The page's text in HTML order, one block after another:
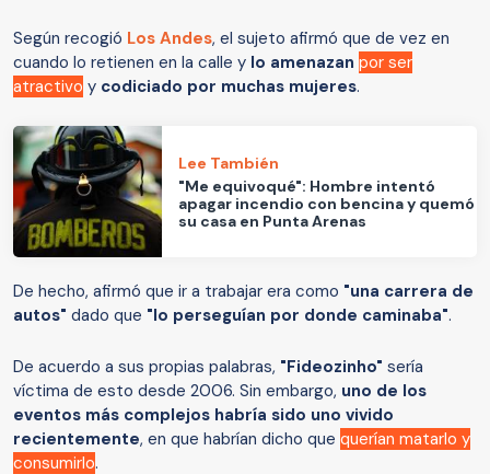
Según recogió Los Andes, el sujeto afirmó que de vez en
cuando lo retienen en la calle y lo amenazan por ser
atractivo y codiciado por muchas mujeres.
Lee También
"Me equivoqué": Hombre intentó
apagar incendio con bencina y quemó
su casa en Punta Arenas
De hecho, afirmó que ir a trabajar era como "una carrera de
autos" dado que "lo perseguían por donde caminaba".
De acuerdo a sus propias palabras, "Fideozinho" sería
víctima de esto desde 2006. Sin embargo, uno de los
eventos más complejos habría sido uno vivido
recientemente, en que habrían dicho que querían matarlo y
consumirlo.